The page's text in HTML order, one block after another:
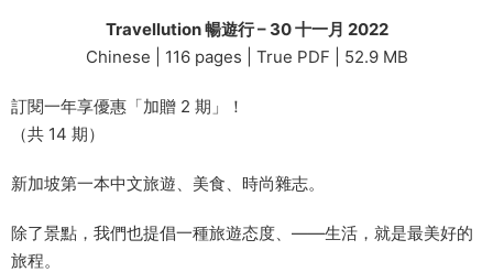
Travellution 暢遊行 – 30 十一月 2022
Chinese | 116 pages | True PDF | 52.9 MB
訂閱一年享優惠「加贈 2 期」！
（共 14 期）
新加坡第一本中文旅遊、美食、時尚雜志。
除了景點，我們也提倡一種旅遊态度、——生活，就是最美好的
旅程。